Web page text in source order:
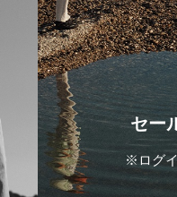
10%OFF
員登録で適用
象